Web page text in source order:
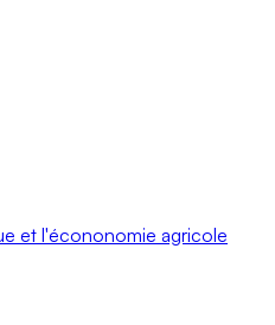
et l'écononomie agricole